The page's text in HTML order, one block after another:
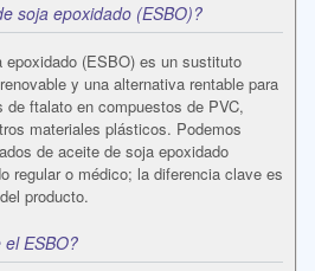
soja epoxidado (ESBO)?
epoxidado (ESBO) es un sustituto
y una alternativa rentable para
de ftalato en compuestos de PVC,
materiales plásticos. Podemos
de aceite de soja epoxidado
regular o médico; la diferencia clave es
producto.
ESBO?